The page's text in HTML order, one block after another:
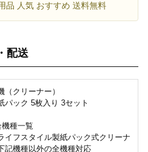
品 人気 おすすめ 送料無料
配送
（クリーナー）
パック 5枚入り 3セット
種一覧
イフスタイル製紙パック式クリーナ
記機種以外の全機種対応